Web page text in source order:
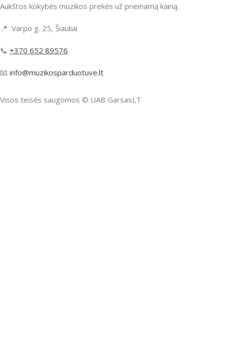
Aukštos kokybės muzikos prekės už prieinamą kainą.
📍 Varpo g. 25, Šiauliai
📞 +370 652 89576
📧 info@muzikosparduotuve.lt
Visos teisės saugomos ©️ UAB GarsasLT